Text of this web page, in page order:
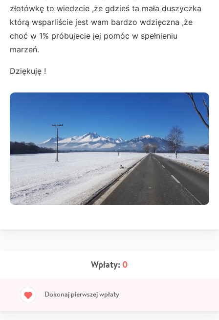
złotówkę to wiedzcie ,że gdzieś ta mała duszyczka
którą wsparliście jest wam bardzo wdzięczna ,że
choć w 1% próbujecie jej pomóc w spełnieniu
marzeń.
Dziękuję !
Wpłaty: 0
Dokonaj pierwszej wpłaty